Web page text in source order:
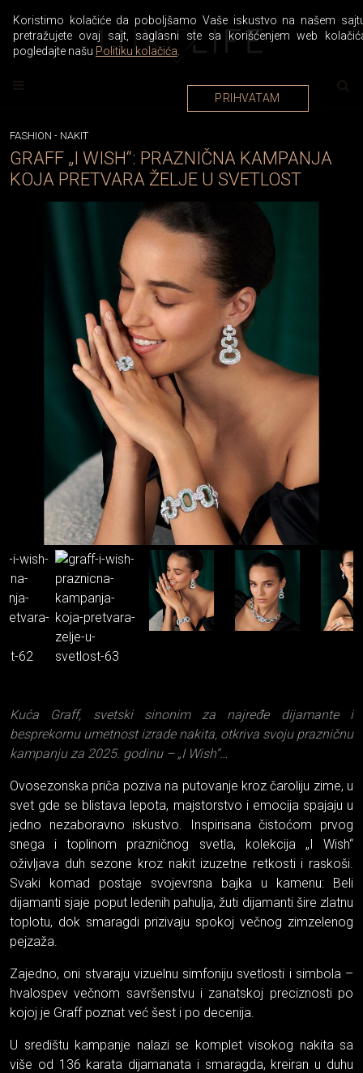
FASHION - NAKIT
GRAFF „I WISH“: PRAZNIČNA KAMPANJA
KOJA PRETVARA ŽELJE U SVETLOST
Kuća Graff, svetski sinonim za najređe dijamante i
besprekornu umetnost izrade nakita, otkriva svoju prazničnu
kampanju za 2025. godinu – „I Wish“…
Ovosezonska priča poziva na putovanje kroz čaroliju zime, u
svet gde se blistava lepota, majstorstvo i emocija spajaju u
jedno nezaboravno iskustvo. Inspirisana čistoćom prvog
snega i toplinom prazničnog svetla, kolekcija „I Wish“
oživljava duh sezone kroz nakit izuzetne retkosti i raskoši.
Svaki komad postaje svojevrsna bajka u kamenu: Beli
dijamanti sjaje poput ledenih pahulja, žuti dijamanti šire zlatnu
toplotu, dok smaragdi prizivaju spokoj večnog zimzelenog
pejzaža.
Zajedno, oni stvaraju vizuelnu simfoniju svetlosti i simbola –
hvalospev večnom savršenstvu i zanatskoj preciznosti po
kojoj je Graff poznat već šest i po decenija.
U središtu kampanje nalazi se komplet visokog nakita sa
više od 136 karata dijamanata i smaragda, kreiran u duhu
Koristimo kolačiće da poboljšamo Vaše iskustvo na našem
pretražujete ovaj sajt, saglasni ste sa korišćenjem web
pogledajte našu Politiku kolačića
PRIHVATAM